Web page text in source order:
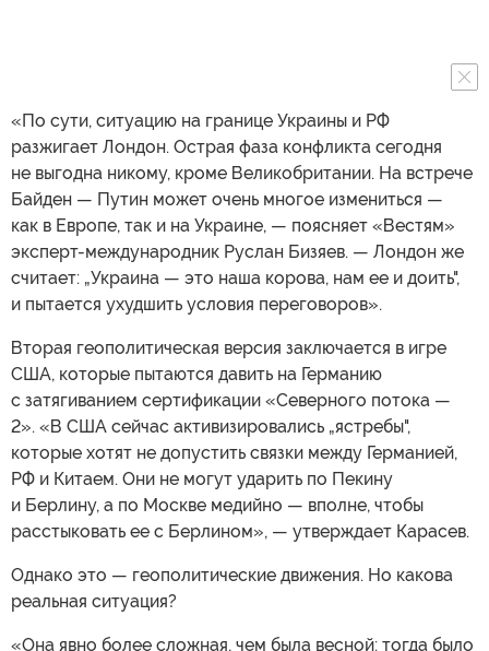
«По сути, ситуацию на границе Украины и РФ
разжигает Лондон. Острая фаза конфликта сегодня
не выгодна никому, кроме Великобритании. На встрече
Байден — Путин может очень многое измениться —
как в Европе, так и на Украине, — поясняет «Вестям»
эксперт-международник Руслан Бизяев. — Лондон же
считает: „Украина — это наша корова, нам ее и доить",
и пытается ухудшить условия переговоров».
Вторая геополитическая версия заключается в игре
США, которые пытаются давить на Германию
с затягиванием сертификации «Северного потока —
2». «В США сейчас активизировались „ястребы",
которые хотят не допустить связки между Германией,
РФ и Китаем. Они не могут ударить по Пекину
и Берлину, а по Москве медийно — вполне, чтобы
расстыковать ее с Берлином», — утверждает Карасев.
Однако это — геополитические движения. Но какова
реальная ситуация?
«Она явно более сложная, чем была весной: тогда было